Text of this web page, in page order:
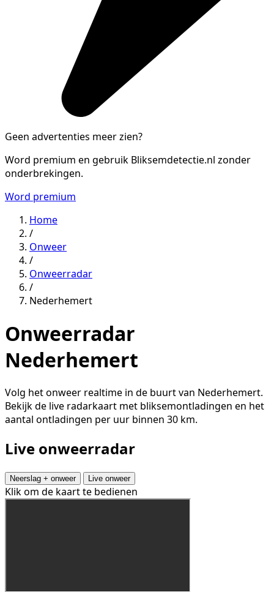
Geen advertenties meer zien?
Word premium en gebruik Bliksemdetectie.nl zonder
onderbrekingen.
Word premium
Home
/
Onweer
/
Onweerradar
/
Nederhemert
Onweerradar
Nederhemert
Volg het onweer realtime in de buurt van Nederhemert.
Bekijk de live radarkaart met bliksemontladingen en het
aantal ontladingen per uur binnen 30 km.
Live onweerradar
Neerslag + onweer Live onweer
Klik om de kaart te bedienen